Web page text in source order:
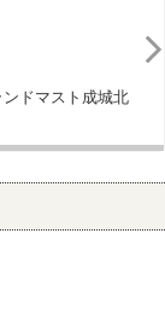
ドマスト成城北